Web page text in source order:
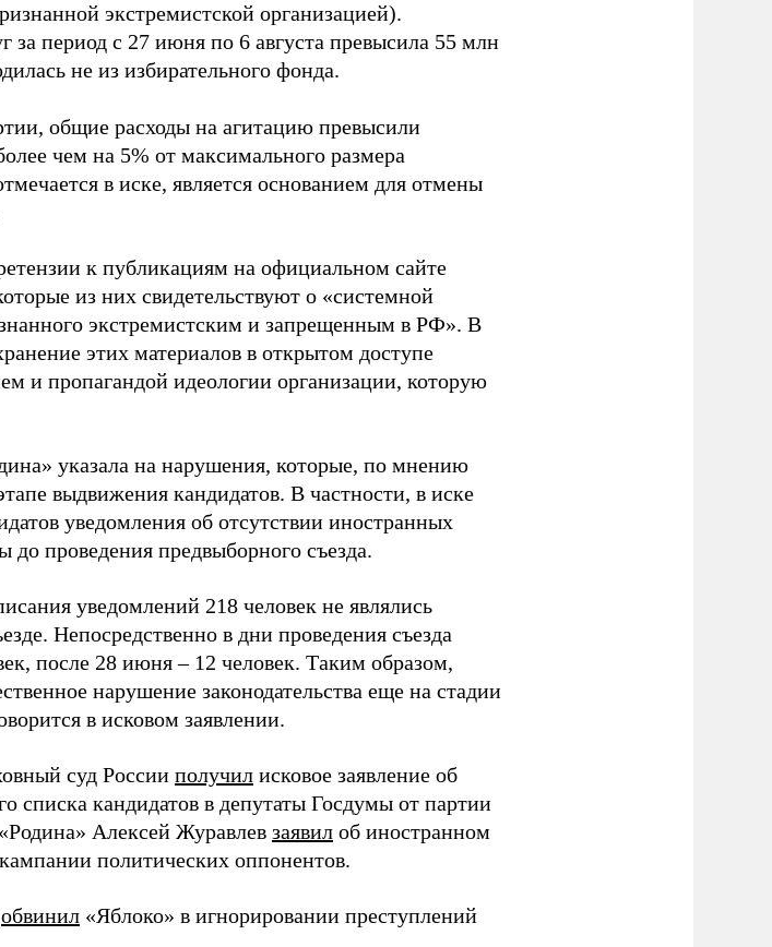
экстремистской организацией).
за период с 27 июня по 6 августа превысила 55 млн
не из избирательного фонда.
общие расходы на агитацию превысили
чем на 5% от максимального размера
в иске, является основанием для отмены
к публикациям на официальном сайте
из них свидетельствуют о «системной
экстремистским и запрещенным в РФ». В
этих материалов в открытом доступе
и пропагандой идеологии организации, которую
указала на нарушения, которые, по мнению
выдвижения кандидатов. В частности, в иске
уведомления об отсутствии иностранных
до проведения предвыборного съезда.
уведомлений 218 человек не являлись
Непосредственно в дни проведения съезда
после 28 июня – 12 человек. Таким образом,
нарушение законодательства еще на стадии
в исковом заявлении.
суд России получил исковое заявление об
списка кандидатов в депутаты Госдумы от партии
Алексей Журавлев заявил об иностранном
политических оппонентов.
обвинил «Яблоко» в игнорировании преступлений